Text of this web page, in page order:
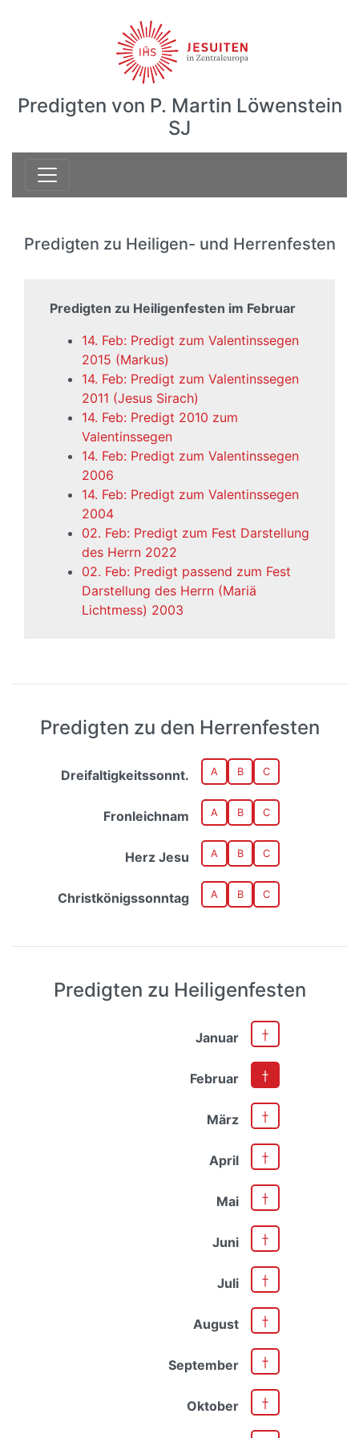
Predigten von P. Martin Löwenstein
SJ
Predigten zu Heiligen- und Herrenfesten
Predigten zu Heiligenfesten im Februar
14. Feb: Predigt zum Valentinssegen
2015 (Markus)
14. Feb: Predigt zum Valentinssegen
2011 (Jesus Sirach)
14. Feb: Predigt 2010 zum
Valentinssegen
14. Feb: Predigt zum Valentinssegen
2006
14. Feb: Predigt zum Valentinssegen
2004
02. Feb: Predigt zum Fest Darstellung
des Herrn 2022
02. Feb: Predigt passend zum Fest
Darstellung des Herrn (Mariä
Lichtmess) 2003
Predigten zu den Herrenfesten
Dreifaltigkeitssonnt. A B C
Fronleichnam A B C
Herz Jesu A B C
Christkönigssonntag A B C
Predigten zu Heiligenfesten
Januar
Februar
März
April
Mai
Juni
Juli
August
September
Oktober